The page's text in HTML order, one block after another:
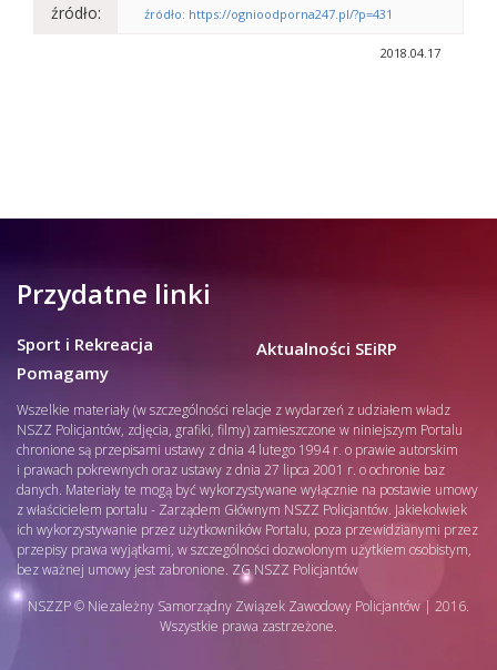
źródło: źródło: https://ognioodporna247.pl/?p=431
2018.04.17
Przydatne linki
Sport i Rekreacja
Pomagamy
Aktualności SEiRP
Wszelkie materiały (w szczególności relacje z wydarzeń z udziałem władz
NSZZ Policjantów, zdjęcia, grafiki, filmy) zamieszczone w niniejszym Portalu
chronione są przepisami ustawy z dnia 4 lutego 1994 r. o prawie autorskim
i prawach pokrewnych oraz ustawy z dnia 27 lipca 2001 r. o ochronie baz
danych. Materiały te mogą być wykorzystywane wyłącznie na postawie umowy
z właścicielem portalu - Zarządem Głównym NSZZ Policjantów. Jakiekolwiek
ich wykorzystywanie przez użytkowników Portalu, poza przewidzianymi przez
przepisy prawa wyjątkami, w szczególności dozwolonym użytkiem osobistym,
bez ważnej umowy jest zabronione. ZG NSZZ Policjantów
NSZZP © Niezależny Samorządny Związek Zawodowy Policjantów | 2016.
Wszystkie prawa zastrzeżone.